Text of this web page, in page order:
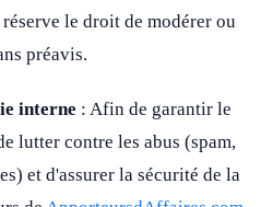
réserve le droit de modérer ou
préavis.
interne : Afin de garantir le
lutter contre les abus (spam,
et d'assurer la sécurité de la